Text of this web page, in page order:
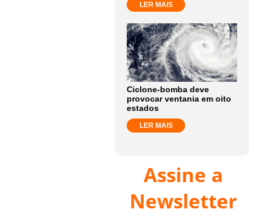
LER MAIS
Ciclone-bomba deve
provocar ventania em oito
estados
LER MAIS
Assine a
Newsletter